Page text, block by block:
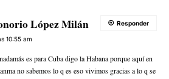
López Milán
10:55 am
es para Cuba digo la Habana porque aquí en
no sabemos lo q es eso vivimos gracias a lo q se
Responder